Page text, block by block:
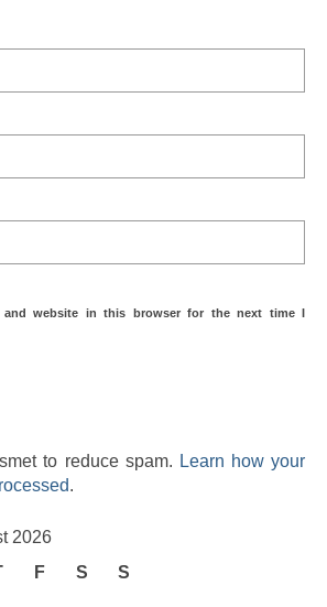
and website in this browser for the next time I
to reduce spam. Learn how your
.
2026
F S S